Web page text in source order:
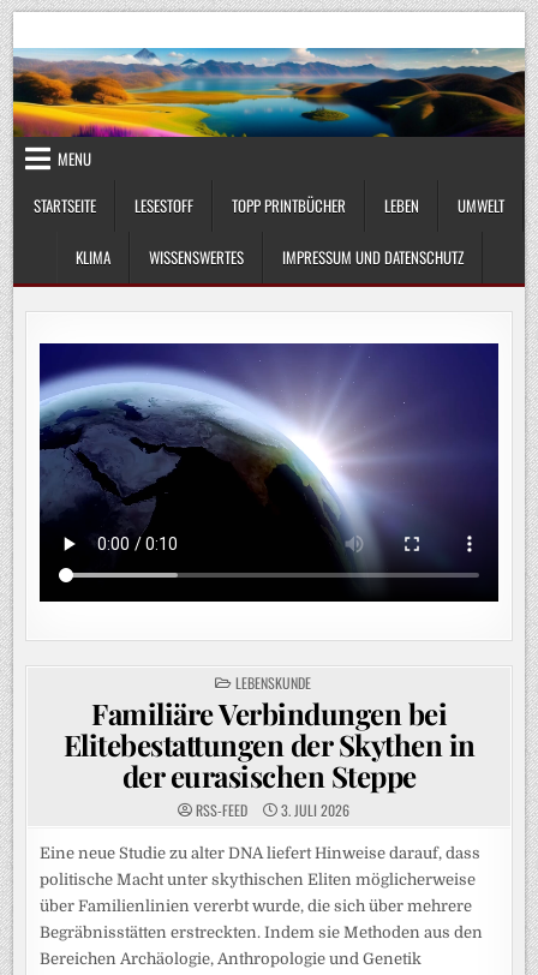
Skip
to
content
UmweltKlima.com
MENU
STARTSEITE
LESESTOFF TOPP PRINTBÜCHER LEBEN UMWELT
KLIMA WISSENSWERTES IMPRESSUM UND DATENSCHUTZ
POSTED
IN
LEBENSKUNDE
Familiäre Verbindungen bei
Elitebestattungen der Skythen in
der eurasischen Steppe
RSS-FEED 3. JULI 2026
Eine neue Studie zu alter DNA liefert Hinweise darauf, dass
politische Macht unter skythischen Eliten möglicherweise
über Familienlinien vererbt wurde, die sich über mehrere
Begräbnisstätten erstreckten. Indem sie Methoden aus den
Bereichen Archäologie, Anthropologie und Genetik